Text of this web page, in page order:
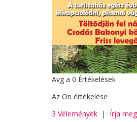
Avg a 0 Értékelések
Az Ön értékelése
3 Vélemények | Írja